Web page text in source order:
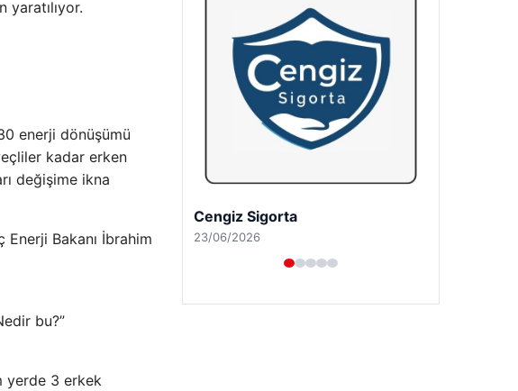
enerji dönüşümü
kadar erken
değişime ikna
Enerji Bakanı İbrahim
bu?”
yerde 3 erkek
Hastaş Beton
26/05/2026